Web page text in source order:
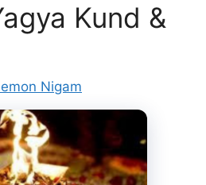
Kund &
Nigam